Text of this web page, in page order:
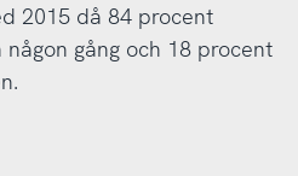
2015 då 84 procent
gång och 18 procent